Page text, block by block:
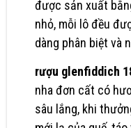
được sản xuất
nhỏ, mỗi lô đều
dàng phân biệt và
rượu glenfiddich
nha đơn cất có
sâu lắng, khi